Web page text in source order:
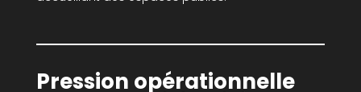
Pression opérationnelle